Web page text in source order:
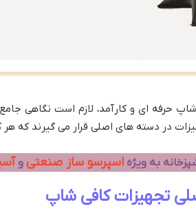
حرفه ای و کارآمد، لازم است نگاهی
در دسته های اصلی قرار می گیرند که
به ویژهاسپرسو ساز صنعتی و
تجهیزات کافی شاپ